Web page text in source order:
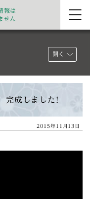
報は
せん
開く
完成しました!
2015年11月13日